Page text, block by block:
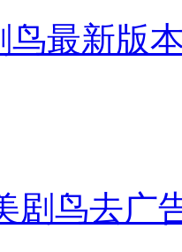
鸟最新版
剧鸟去广